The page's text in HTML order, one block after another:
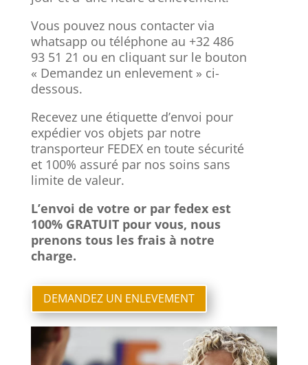
Vous pouvez nous contacter via
whatsapp ou téléphone au +32 486
93 51 21 ou en cliquant sur le bouton
« Demandez un enlevement » ci-
dessous.
Recevez une étiquette d’envoi pour
expédier vos objets par notre
transporteur FEDEX en toute sécurité
et 100% assuré par nos soins sans
limite de valeur.
L’envoi de votre or par fedex est
100% GRATUIT pour vous, nous
prenons tous les frais à notre
charge.
DEMANDEZ UN ENLEVEMENT